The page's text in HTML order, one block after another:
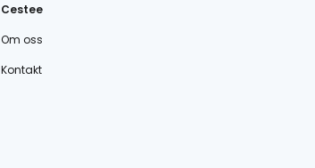
Cestee
Om oss
Kontakt